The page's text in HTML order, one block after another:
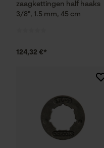
zaagkettingen half haaks
3/8", 1.5 mm, 45 cm
124,32 €*